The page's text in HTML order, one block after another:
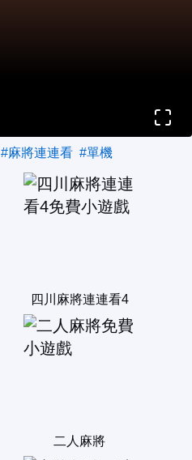
#麻將連連看 #單機
四川麻將連連看4
二人麻將